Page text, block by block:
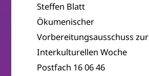
Steffen Blatt
Ökumenischer
Vorbereitungsausschuss zur
Interkulturellen Woche
Postfach 16 06 46